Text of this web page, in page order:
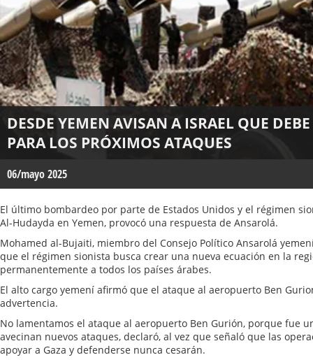
DESDE YEMEN AVISAN A ISRAEL QUE
PARA LOS PRÓXIMOS ATAQUES
06/mayo 2025
El último bombardeo por parte de Estados Unidos y el régimen
Al-Hudayda en Yemen, provocó una respuesta de Ansarolá.
Mohamed al-Bujaiti, miembro del Consejo Político Ansarolá
que el régimen sionista busca crear una nueva ecuación en la
permanentemente a todos los países árabes.
El alto cargo yemení afirmó que el ataque al aeropuerto Ben
advertencia.
No lamentamos el ataque al aeropuerto Ben Gurión, porque fue
avecinan nuevos ataques, declaró, al vez que señaló que las
apoyar a Gaza y defenderse nunca cesarán.